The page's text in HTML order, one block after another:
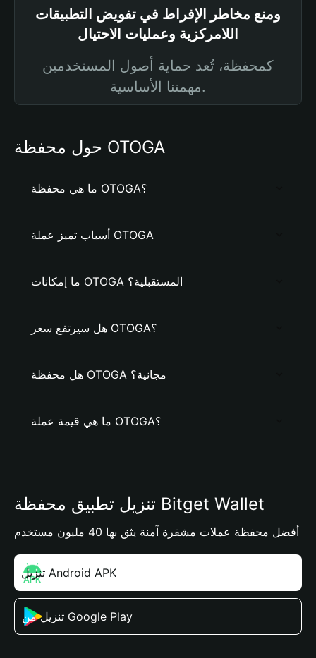
ومنع مخاطر الإفراط في تفويض التطبيقات
اللامركزية وعمليات الاحتيال
كمحفظة، تُعد حماية أصول المستخدمين
مهمتنا الأساسية.
حول محفظة OTOGA
ما هي محفظة OTOGA؟
أسباب تميز عملة OTOGA
ما إمكانات OTOGA المستقبلية؟
هل سيرتفع سعر OTOGA؟
هل محفظة OTOGA مجانية؟
ما هي قيمة عملة OTOGA؟
تنزيل تطبيق محفظة Bitget Wallet
أفضل محفظة عملات مشفرة آمنة يثق بها 40 مليون مستخدم
تنزيل Android APK
تنزيل من Google Play